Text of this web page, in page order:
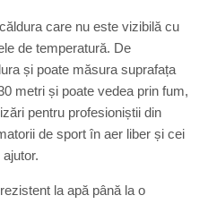
care nu este vizibilă cu
de temperatură. De
și poate măsura suprafața
metri și poate vedea prin fum,
pentru profesioniștii din
de sport în aer liber și cei
la apă până la o